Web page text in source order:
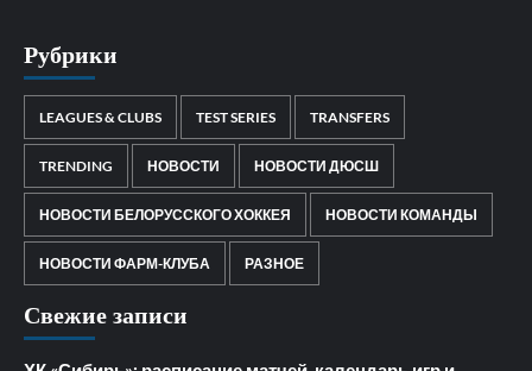
Рубрики
LEAGUES & CLUBS TEST SERIES TRANSFERS
TRENDING НОВОСТИ НОВОСТИ ДЮСШ
НОВОСТИ БЕЛОРУССКОГО ХОККЕЯ НОВОСТИ КОМАНДЫ
НОВОСТИ ФАРМ-КЛУБА РАЗНОЕ
Свежие записи